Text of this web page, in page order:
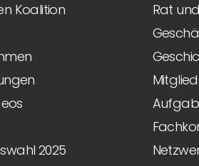
Koalition
2025
Rat